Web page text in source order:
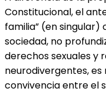
Constitucional, el
familia” (en
sociedad, no
derechos sexuales y
neurodivergentes,
convivencia entre el